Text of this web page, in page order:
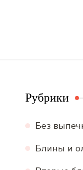
Рубрики
Без
Блины и